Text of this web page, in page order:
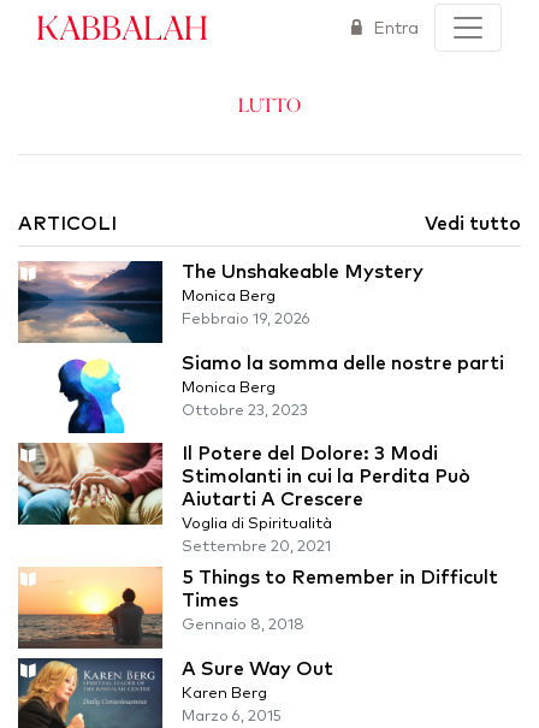
Kabbalah Entra
Lutto
ARTICOLI Vedi tutto
The Unshakeable Mystery
Monica Berg
Febbraio 19, 2026
Siamo la somma delle nostre parti
Monica Berg
Ottobre 23, 2023
Il Potere del Dolore: 3 Modi
Stimolanti in cui la Perdita Può
Aiutarti A Crescere
Voglia di Spiritualità
Settembre 20, 2021
5 Things to Remember in Difficult
Times
Gennaio 8, 2018
A Sure Way Out
Karen Berg
Marzo 6, 2015